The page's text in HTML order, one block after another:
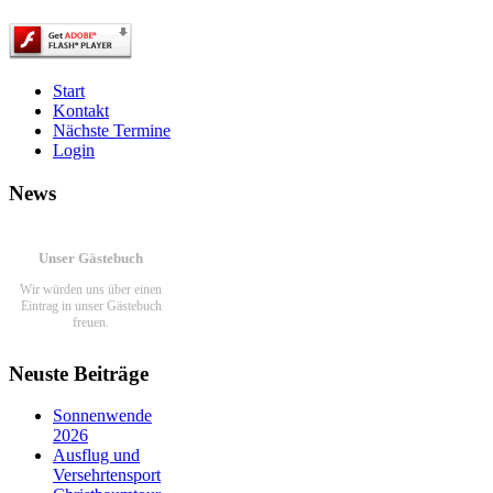
Start
Kontakt
Nächste Termine
Login
News
Unser Gästebuch
Wir würden uns über einen
Eintrag in unser Gästebuch
freuen.
Ein paar Fotos von
unseren Aktivitäten
Viel Spaß beim schauen...
Link zur Fotoshow
Neuste Beiträge
Sonnenwende
2026
Ausflug und
Versehrtensport